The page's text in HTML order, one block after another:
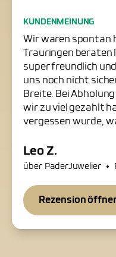
Freundliche
in Paderborn
KUNDENMEINUNG
Wir waren spontan
Trauringen beraten
super freundlich
uns noch nicht
Breite. Bei
wir zu viel gezahlt
vergessen wurde,
Leo Z.
über PaderJuwelier •
Rezension